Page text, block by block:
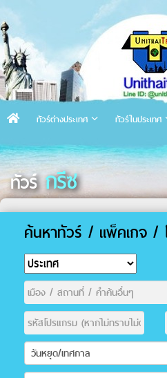
ทัวร์ต่างประเทศ ทัวร์ในประเทศ
ทัวร์ กรีซ
ค้นหาทัวร์ / แพ็คเกจ /